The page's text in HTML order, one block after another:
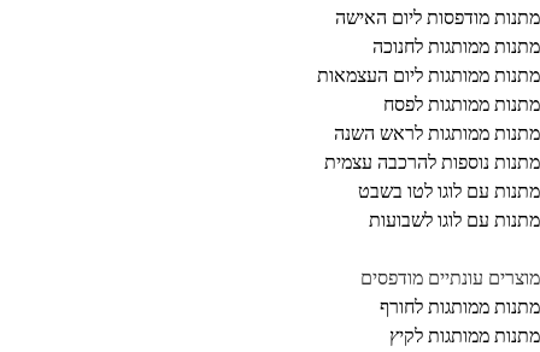
מודפסות ליום האישה
ממותגות לחנוכה
ממותגות ליום העצמאות
ממותגות לפסח
ממותגות לראש השנה
נוספות להרכבה עצמית
עם לוגו לטו בשבט
עם לוגו לשבועות
עונתיים מודפסים
ממותגות לחורף
ממותגות לקיץ